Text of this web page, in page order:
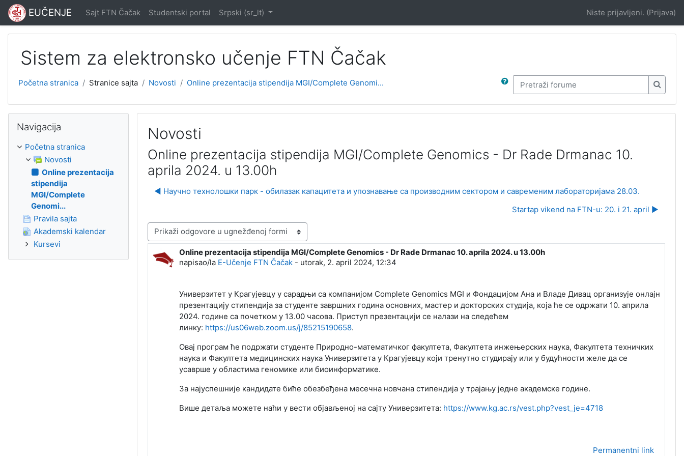
Idi na glavni sadržaj
EUČENJE Sajt FTN Čačak Studentski portal Srpski ‎(sr_lt)‎ Niste prijavljeni. (Prijava)
Sistem za elektronsko učenje FTN Čačak
Početna stranica Stranice sajta Novosti Online prezentacija stipendija MGI/Complete Genomi...
Pretraži forume
Novosti
Online prezentacija stipendija MGI/Complete Genomics - Dr Rade Drmanac 10.
aprila 2024. u 13.00h
◀︎ Научно технолошки парк - обилазак капацитета и упознавање са производним сектором и савременим лабораторијама 28.03.
Startap vikend na FTN-u: 20. i 21. april ▶︎
Način prikazivanja
Online prezentacija stipendija MGI/Complete Genomics - Dr Rade Drmanac 10. aprila 2024. u 13.00h
napisao/la E-Učenje FTN Čačak- utorak, 2. april 2024, 12:34
Broj odgovora: 0
Универзитет у Крагујевцу у сарадњи са компанијом Complete Genomics MGI и Фондацијом Ана и Владе Дивац организује онлајн
презентацију стипендија за студенте завршних година основних, мастер и докторских студија, која ће се одржати 10. априла
2024. године са почетком у 13.00 часова. Приступ презентацији се налази на следећем
линку: https://us06web.zoom.us/j/85215190658.
Овај програм ће подржати студенте Природно-математичког факултета, Факултета инжењерских наука, Факултета техничких
наука и Факултета медицинских наука Универзитета у Крагујевцу који тренутно студирају или у будућности желе да се
усаврше у областима геномике или биоинформатике.
За најуспешније кандидате биће обезбеђена месечна новчана стипендија у трајању једне академске године.
Више детаља можете наћи у вести објављеној на сајту Универзитета: https://www.kg.ac.rs/vest.php?vest_je=4718
Permanentni link
Navigacija
Početna stranica
Novosti
Online prezentacija
stipendija
MGI/Complete
Genomi...
Pravila sajta
Akademski kalendar
Kursevi